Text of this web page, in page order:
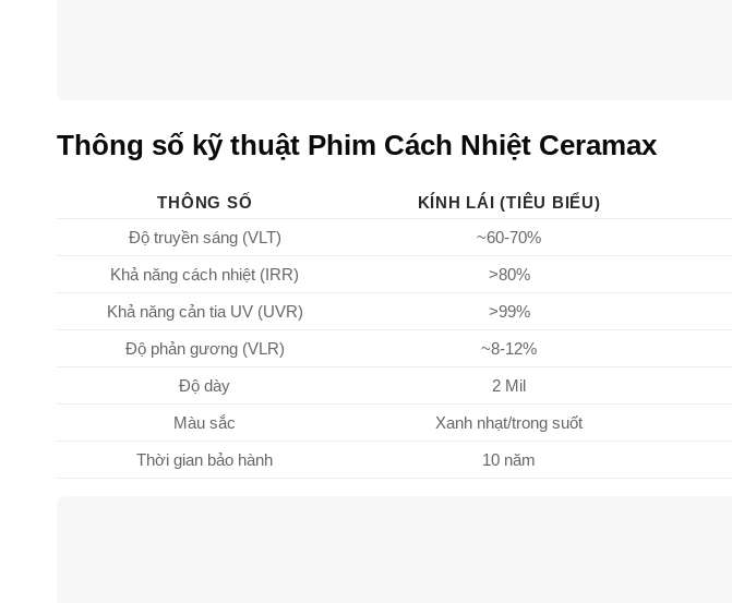
Thông số kỹ thuật Phim Cách Nhiệt Ceramax
THÔNG SỐ KÍNH LÁI (TIÊU BIỂU)
Độ truyền sáng (VLT)
~60-70%
Khả năng cách nhiệt (IRR)
>80%
Khả năng cản tia UV (UVR)
>99%
Độ phản gương (VLR)
~8-12%
Độ dày
2 Mil
Màu sắc
Xanh nhạt/trong suốt
Thời gian bảo hành
10 năm